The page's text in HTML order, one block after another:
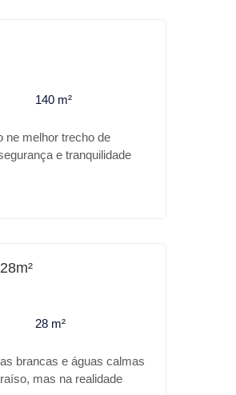
de melhor e de mais
BEACH
o empreendimento trás
digital * Piscina adulto e
Para o seu lazer
é o melhor
140 m²
ne melhor trecho de
e tranquilidade
28 m²
brancas e águas calmas
mas na realidade